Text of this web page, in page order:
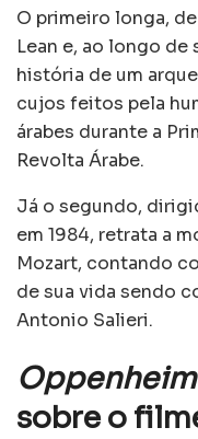
O primeiro longa,
Lean e, ao longo de
história de um
cujos feitos pela
árabes durante a
Revolta Árabe.
Já o segundo,
em 1984, retrata a
Mozart, contando
de sua vida sendo
Antonio Salieri.
sobre o